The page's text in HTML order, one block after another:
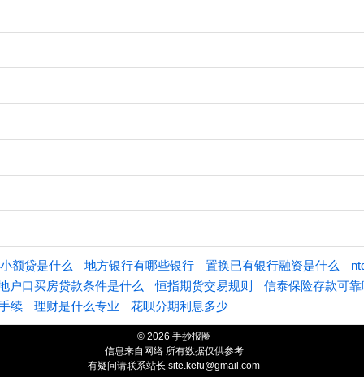
额贷是什么 地方银行有哪些银行 置换已有银行融资是什么
户口买房贷款条件是什么 恒指期货交易规则 信泰保险存款可靠
续 理财是什么专业 花呗分期利息多少
© 2026 手抄报圈
信息来自网络 所有数据仅供参考
有疑问请联系站长 site.kefu@gmail.com